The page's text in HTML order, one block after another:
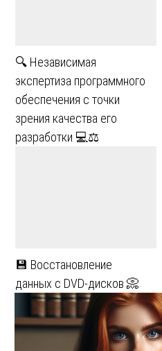
🔍 Независимая
экспертиза программного
обеспечения с точки
зрения качества его
разработки 💻⚖
💾 Восстановление
данных с DVD-дисков 📀